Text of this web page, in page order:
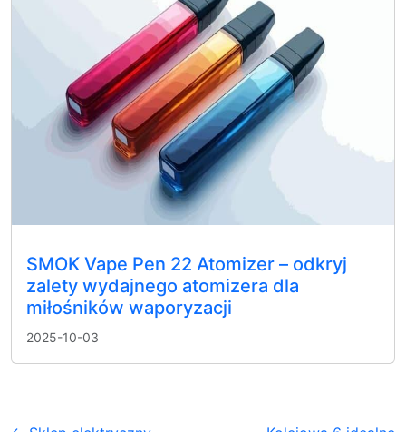
SMOK Vape Pen 22 Atomizer – odkryj
zalety wydajnego atomizera dla
miłośników waporyzacji
2025-10-03